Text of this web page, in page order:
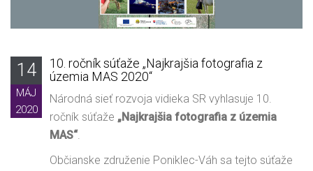
14
MÁJ
2020
10. ročník súťaže „Najkrajšia fotografia z
územia MAS 2020“
Národná sieť rozvoja vidieka SR vyhlasuje 10.
ročník súťaže „Najkrajšia fotografia z územia
MAS“.
Občianske združenie Poniklec-Váh sa tejto súťaže